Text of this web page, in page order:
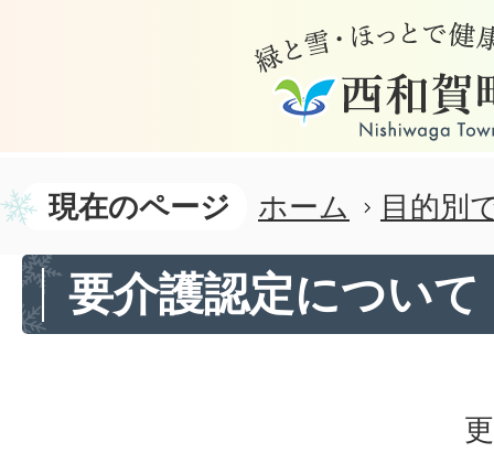
現在のページ ホーム 目的別
要介護認定について